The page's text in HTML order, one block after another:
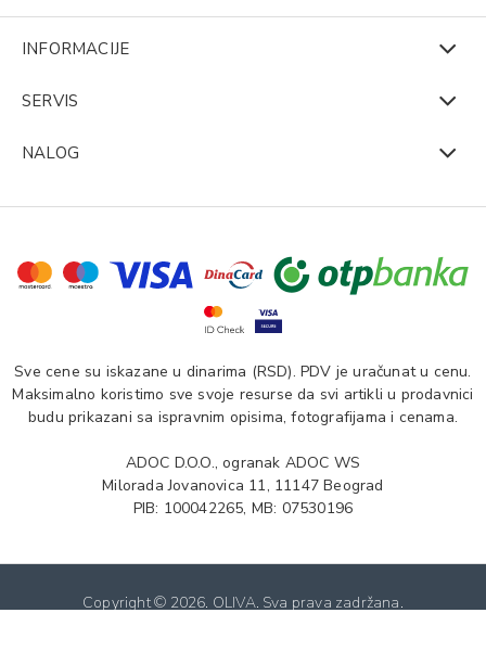
INFORMACIJE
SERVIS
NALOG
Sve cene su iskazane u dinarima (RSD). PDV je uračunat u cenu.
Maksimalno koristimo sve svoje resurse da svi artikli u prodavnici
budu prikazani sa ispravnim opisima, fotografijama i cenama.
ADOC D.O.O., ogranak ADOC WS
Milorada Jovanovica 11, 11147 Beograd
PIB: 100042265, MB: 07530196
Copyright © 2026. OLIVA. Sva prava zadržana.